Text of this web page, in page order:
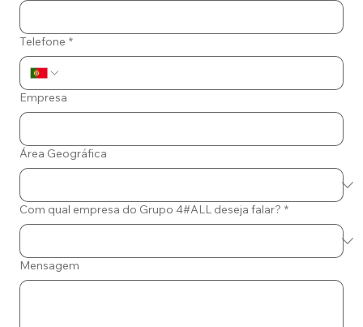
Telefone *
Empresa
Área Geográfica
Com qual empresa do Grupo 4#ALL deseja falar? *
Mensagem